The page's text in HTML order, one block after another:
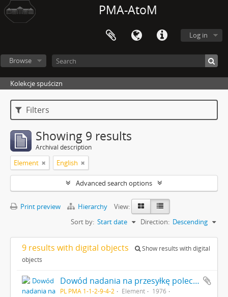
PMA-AtoM
Log in
Browse
Kolekcje spuścizn
Filters
Showing 9 results
Archival description
Element English
Advanced search options
Print preview Hierarchy
View:
Sort by: Start date Direction: Descending
9 results with digital objects
Show results with digital
objects
Dowód nadania na przesyłkę poleconą nr 4012 do Stefana Kieniewicza 21 lutego 1976 r. - rewers
PL PMA 1-1-2-9-4-2 Element
1976